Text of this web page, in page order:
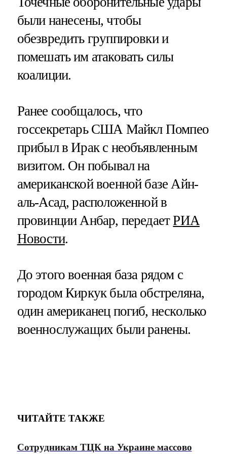
были нанесены, чтобы
обезвредить группировки и
помешать им атаковать силы
коалиции.
Ранее сообщалось, что
госсекретарь США Майкл Помпео
прибыл в Ирак с необъявленным
визитом. Он побывал на
американской военной базе Айн-
аль-Асад, расположенной в
провинции Анбар, передаетРИА
Новости.
До этого военная база рядом с
городом Киркук была обстреляна,
один американец погиб, несколько
военнослужащих были ранены.
ЧИТАЙТЕ ТАКЖЕ
Сотрудникам ТЦК на Украине массово